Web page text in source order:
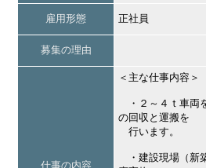
雇用形態 正社員
募集の理由
仕事の内容
＜主な仕事内容＞
・２～４ｔ車両
の回収と運搬を
行います。
・建設現場（新